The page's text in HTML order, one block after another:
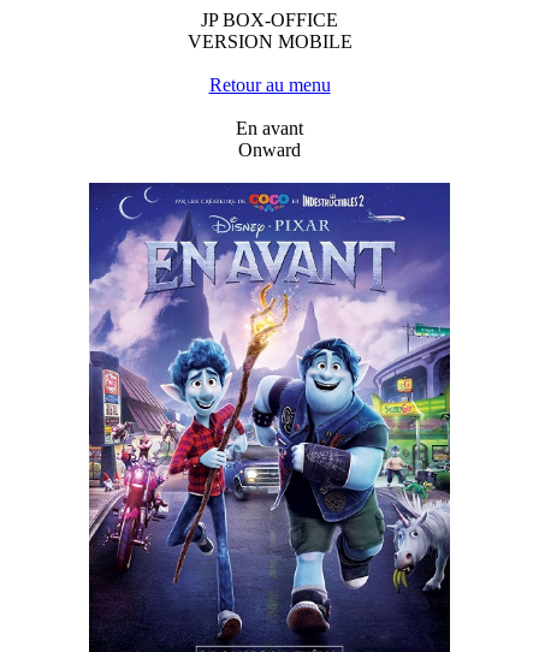
JP BOX-OFFICE
VERSION MOBILE
Retour au menu
En avant
Onward